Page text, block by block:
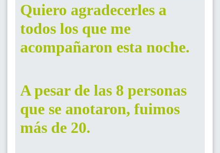
Quiero agradecerles a
todos los que me
acompañaron esta noche.
A pesar de las 8 personas
que se anotaron, fuimos
más de 20.